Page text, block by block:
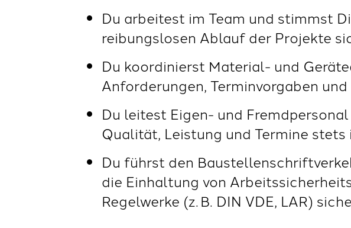
Du arbeitest im Team und stimmst
reibungslosen Ablauf der Projekte
Du koordinierst Material- und
Anforderungen, Terminvorgaben
Du leitest Eigen- und
Qualität, Leistung und Termine stets
Du führst den
die Einhaltung von
Regelwerke (z. B. DIN VDE, LAR)